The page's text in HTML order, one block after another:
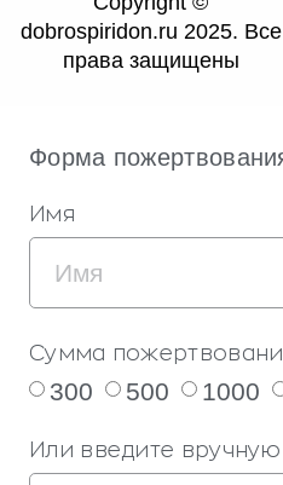
dobrospiridon.ru 2025. Все
права защищены
Форма
Имя
Сумма
300 500 1000
Или введите вручную